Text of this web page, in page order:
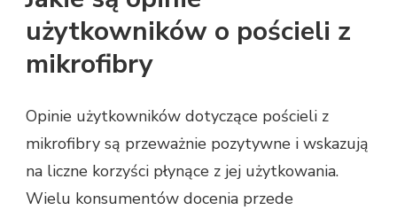
użytkowników o pościeli z
mikrofibry
Opinie użytkowników dotyczące pościeli z
mikrofibry są przeważnie pozytywne i wskazują
na liczne korzyści płynące z jej użytkowania.
Wielu konsumentów docenia przede